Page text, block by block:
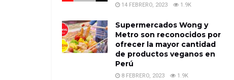
14 FEBRERO, 2023 1.9K
Supermercados Wong y
Metro son reconocidos por
ofrecer la mayor cantidad
de productos veganos en
Perú
8 FEBRERO, 2023 1.9K